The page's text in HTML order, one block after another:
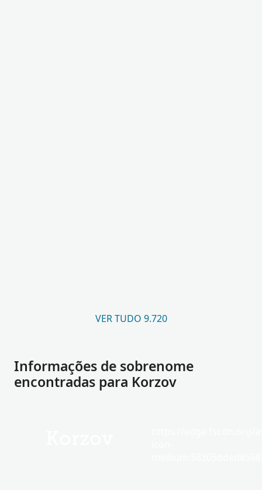
VER TUDO 9.720
Informações de sobrenome
encontradas para Korzov